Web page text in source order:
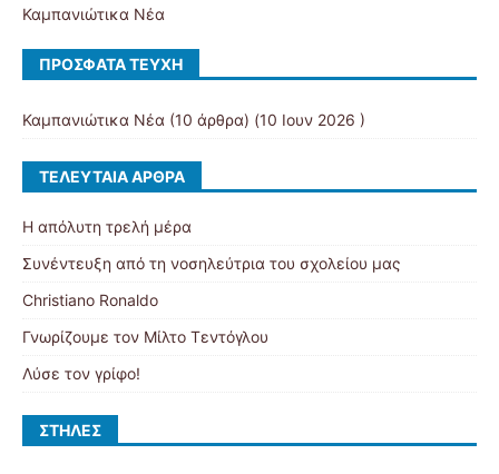
Καμπανιώτικα Νέα
ΠΡΌΣΦΑΤΑ ΤΕΎΧΗ
Καμπανιώτικα Νέα (10 άρθρα) (10 Ιουν 2026 )
ΤΕΛΕΥΤΑΊΑ ΆΡΘΡΑ
Η απόλυτη τρελή μέρα
Συνέντευξη από τη νοσηλεύτρια του σχολείου μας
Christiano Ronaldo
Γνωρίζουμε τον Μίλτο Τεντόγλου
Λύσε τον γρίφο!
ΣΤΉΛΕΣ